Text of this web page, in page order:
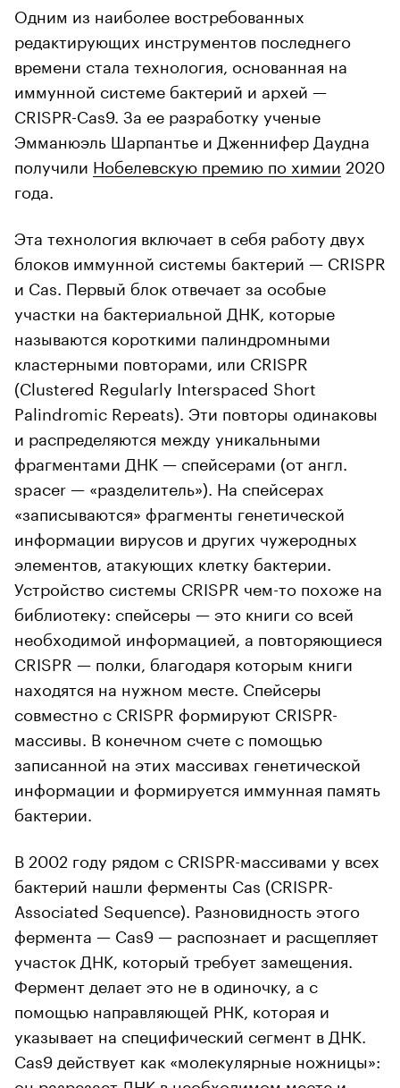
Одним из наиболее востребованных
редактирующих инструментов последнего
времени стала технология, основанная на
иммунной системе бактерий и архей —
CRISPR-Cas9. За ее разработку ученые
Эмманюэль Шарпантье и Дженнифер Даудна
получили Нобелевскую премию по химии 2020
года.
Эта технология включает в себя работу двух
блоков иммунной системы бактерий — CRISPR
и Cas. Первый блок отвечает за особые
участки на бактериальной ДНК, которые
называются короткими палиндромными
кластерными повторами, или CRISPR
(Clustered Regularly Interspaced Short
Palindromic Repeats). Эти повторы одинаковы
и распределяются между уникальными
фрагментами ДНК — спейсерами (от англ.
spacer — «разделитель»). На спейсерах
«записываются» фрагменты генетической
информации вирусов и других чужеродных
элементов, атакующих клетку бактерии.
Устройство системы CRISPR чем-то похоже на
библиотеку: спейсеры — это книги со всей
необходимой информацией, а повторяющиеся
CRISPR — полки, благодаря которым книги
находятся на нужном месте. Спейсеры
совместно с CRISPR формируют CRISPR-
массивы. В конечном счете с помощью
записанной на этих массивах генетической
информации и формируется иммунная память
бактерии.
В 2002 году рядом с CRISPR-массивами у всех
бактерий нашли ферменты Cas (CRISPR-
Associated Sequence). Разновидность этого
фермента — Cas9 — распознает и расщепляет
участок ДНК, который требует замещения.
Фермент делает это не в одиночку, а с
помощью направляющей РНК, которая и
указывает на специфический сегмент в ДНК.
Cas9 действует как «молекулярные ножницы»: